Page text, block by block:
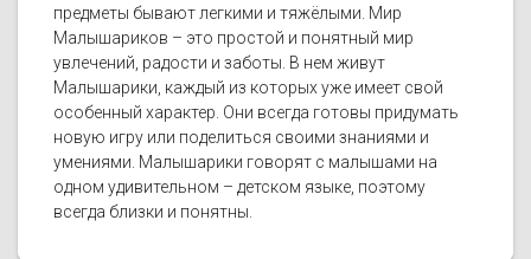
предметы бывают легкими и тяжёлыми. Мир
Малышариков – это простой и понятный мир
увлечений, радости и заботы. В нем живут
Малышарики, каждый из которых уже имеет свой
особенный характер. Они всегда готовы придумать
новую игру или поделиться своими знаниями и
умениями. Малышарики говорят с малышами на
одном удивительном – детском языке, поэтому
всегда близки и понятны.